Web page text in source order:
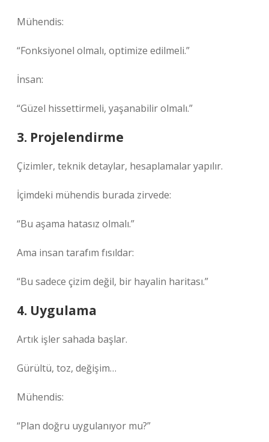
Mühendis:
“Fonksiyonel olmalı, optimize edilmeli.”
İnsan:
“Güzel hissettirmeli, yaşanabilir olmalı.”
3. Projelendirme
Çizimler, teknik detaylar, hesaplamalar yapılır.
İçimdeki mühendis burada zirvede:
“Bu aşama hatasız olmalı.”
Ama insan tarafım fısıldar:
“Bu sadece çizim değil, bir hayalin haritası.”
4. Uygulama
Artık işler sahada başlar.
Gürültü, toz, değişim…
Mühendis:
“Plan doğru uygulanıyor mu?”